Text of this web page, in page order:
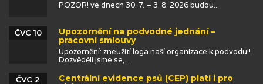
POZOR! ve dnech 30. 7. – 3. 8. 2026 budou...
Upozornění na podvodné jednání –
pracovní smlouvy
ČVC 10
Upozornění: zneužití loga naší organizace k podvodu!!
Dozvěděli jsme se,...
Centrální evidence psů (CEP) platí i pro
ČVC 2